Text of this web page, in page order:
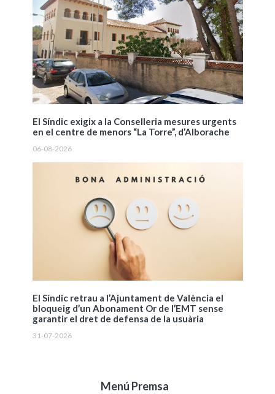
El Síndic exigix a la Conselleria mesures urgents
en el centre de menors “La Torre”, d’Alborache
06-08-2026
El Síndic retrau a l’Ajuntament de València el
bloqueig d’un Abonament Or de l’EMT sense
garantir el dret de defensa de la usuària
31-07-2026
Menú Premsa